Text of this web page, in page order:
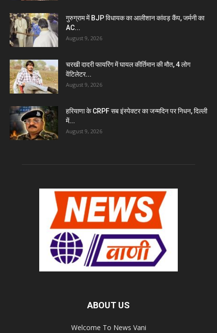
गुरुग्राम में BJP विधायक का आलीशान कांवड़ कैंप, जर्मनी का
AC...
August 9, 2026
चरखी दादरी फायरिंग में घायल कीर्तिमान की मौत, 4 लोग
वेंटिलेटर...
August 9, 2026
हरियाणा के CRPF सब इंस्पेक्टर का जन्मदिन पर निधन, दिल्ली
में...
August 9, 2026
ABOUT US
Welcome To News Vani